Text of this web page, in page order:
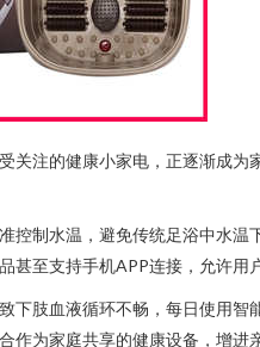
注的健康小家电，正逐渐成
制水温，避免传统足浴中水温
至支持手机APP连接，允许用
肢血液循环不畅，每日使用
为家庭共享的健康设备，增进